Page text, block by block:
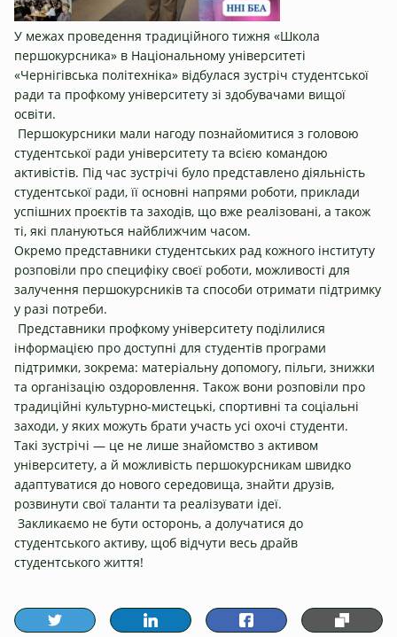
У межах проведення традиційного тижня «Школа
першокурсника» в Національному університеті
«Чернігівська політехніка» відбулася зустріч студентської
ради та профкому університету зі здобувачами вищої
освіти.
Першокурсники мали нагоду познайомитися з головою
студентської ради університету та всією командою
активістів. Під час зустрічі було представлено діяльність
студентської ради, її основні напрями роботи, приклади
успішних проєктів та заходів, що вже реалізовані, а також
ті, які плануються найближчим часом.
Окремо представники студентських рад кожного інституту
розповіли про специфіку своєї роботи, можливості для
залучення першокурсників та способи отримати підтримку
у разі потреби.
Представники профкому університету поділилися
інформацією про доступні для студентів програми
підтримки, зокрема: матеріальну допомогу, пільги, знижки
та організацію оздоровлення. Також вони розповіли про
традиційні культурно-мистецькі, спортивні та соціальні
заходи, у яких можуть брати участь усі охочі студенти.
Такі зустрічі — це не лише знайомство з активом
університету, а й можливість першокурсникам швидко
адаптуватися до нового середовища, знайти друзів,
розвинути свої таланти та реалізувати ідеї.
Закликаємо не бути осторонь, а долучатися до
студентського активу, щоб відчути весь драйв
студентського життя!